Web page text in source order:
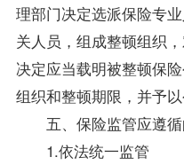
理部门决定选派保险专业
关人员，组成整顿组织
决定应当载明被整顿保
组织和整顿期限，并予以
五、保险监管应遵循
1.依法统一监管